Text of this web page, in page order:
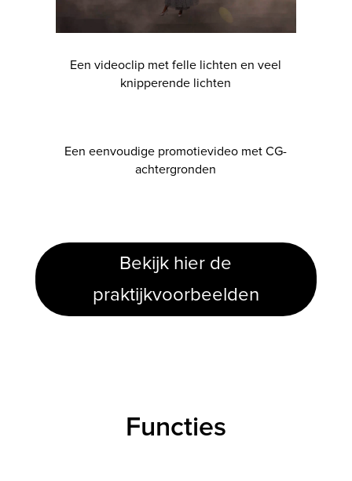
Een videoclip met felle lichten en veel
knipperende lichten
Een eenvoudige promotievideo met CG-
achtergronden
Bekijk hier de
praktijkvoorbeelden
Functies